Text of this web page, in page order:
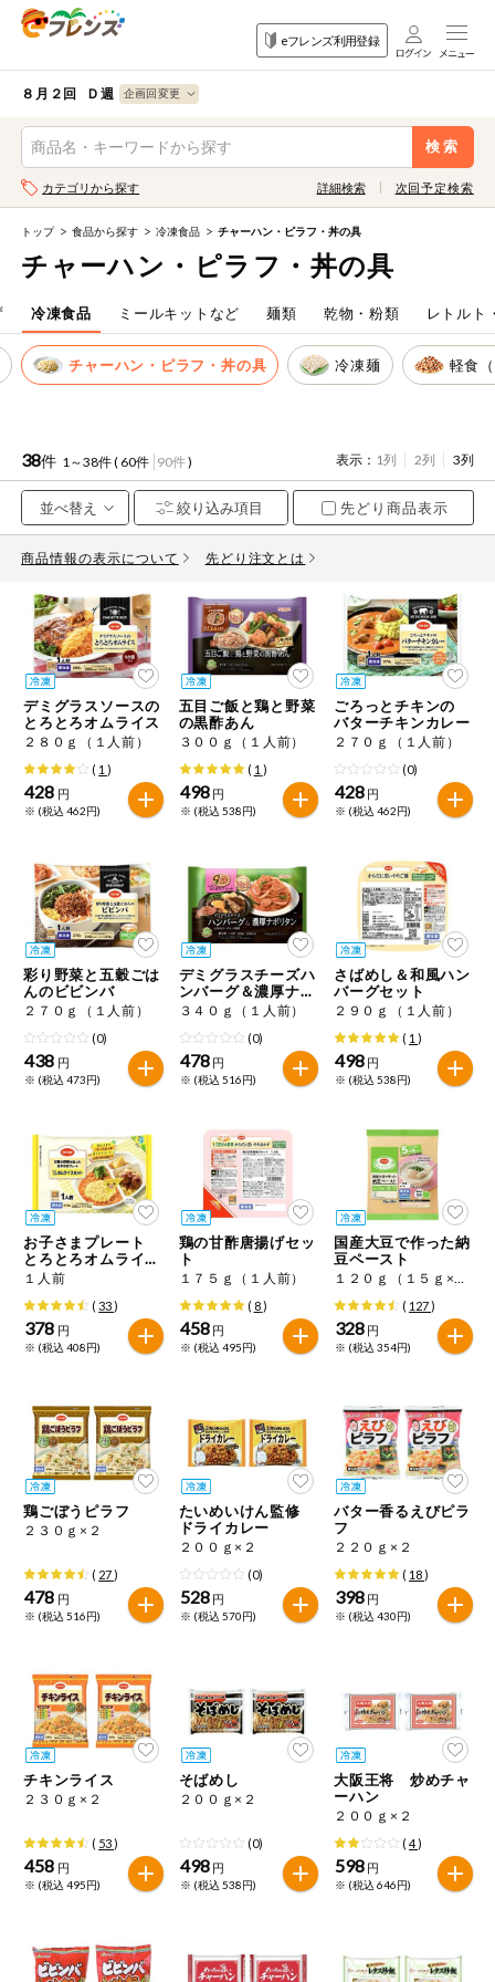
eフレンズ利用登録
ログイン
生協加入はこちら
登録から開始まで
注文番号注文
お気に入り注文
注文履歴注文
WEBカタログ
先着限定から探す
人気カテゴリ
食品から探す
家庭用品から探す
目的から探す
生協独自
自動注文システム登録
自動注文システム登録を確認する
自動注文システム登録を修正する
くらしの定番品（毎週企画）
専門ショップサイト
パルコープ・よどがわ生協の情報サイト
ご利用ガイド
アプリのダウンロード
PC版サイトを表示
テキスト注文サイトを表示
お問い合わせ
８月２回 Ｄ週
検索
食品
から探す
目的
から探す
果物
野菜
肉・ハム・ソ
ーセージ
魚介・加工品
米・雑穀など
パン・ジャム
豆腐・納豆・
こんにゃく
冷凍食品
ミールキット
など
麺類
レトルト・缶
詰・瓶詰
調味料・だ
し・油・ルー
おやつ
飲料
酒・ノンアル
コール
切り花・仏花
ティッシュ・
トイレットペ
ーパー
衛生・生理用
品
洗濯・バス・
トイレ用品
住居・生活用
品
コスメ＆ボデ
ィケア
衣料品
趣味・娯楽
先着限定企画
スマート・ワ
ン注文
果物すべて
カテゴリから探す 詳細検索
検索条件を指定してください。全項目に条件を指定しなくて
も検索できます。
キーワード
キーワードをすべて含む
メーカー名
カテゴリ
特価情報
アレルゲン情報
特定原材料と特定原材料に準ずるものが含まれていない商品
を検索できます。
小麦 卵
落花生 えび かに くるみ
特定原材料に準ずるもの
アーモンド あわび いか
カシューナッツ
キウイフルーツ 牛肉
さけ さば ゼラチン 大豆
鶏肉 バナナ
マカダミアナッツ やまいも
アレルゲン情報は、商品企画時の情報のため、ご使用前には
必ず商品パッケージの表示をご確認ください。
特定原材料に準ずるものは、お取引先から情報提供のあった
範囲でのお知らせです。
次回予定検索
トップ 食品から探す 冷凍食品 チャーハン・ピラフ・丼の具
チャーハン・ピラフ・丼の具
冷凍食品 ミールキットなど 麺類 乾物・粉類 レトルト
チャーハン・ピラフ・丼の具 冷凍麺 軽食
38件 1～38件 ( 60件 90件) 表示： 1列 2列 3列
先どり商品表示
商品情報の表示について 先どり注文とは
デミグラスソースの
とろとろオムライス
２８０ｇ（１人前）
( 1 )
428 円
※ (税込 462円)
五目ご飯と鶏と野菜
の黒酢あん
３００ｇ（１人前）
( 1 )
498 円
※ (税込 538円)
ごろっとチキンの
バターチキンカレー
２７０ｇ（１人前）
(0)
428 円
※ (税込 462円)
彩り野菜と五穀ごは
んのビビンバ
２７０ｇ（１人前）
(0)
438 円
※ (税込 473円)
デミグラスチーズハ
ンバーグ＆濃厚ナポ
リタン
３４０ｇ（１人前）
(0)
478 円
※ (税込 516円)
さばめし＆和風ハン
バーグセット
２９０ｇ（１人前）
( 1 )
498 円
※ (税込 538円)
お子さまプレート
とろとろオムライス
セット
１人前
(33)
378 円
※ (税込 408円)
鶏の甘酢唐揚げセッ
ト
１７５ｇ（１人前）
( 8)
458 円
※ (税込 495円)
国産大豆で作った納
豆ペースト
１２０ｇ（１５ｇ×８袋）
( 127)
328 円
※ (税込 354円)
鶏ごぼうピラフ
２３０ｇ×２
( 27)
478 円
※ (税込 516円)
たいめいけん監修
ドライカレー
２００ｇ×２
(0)
528 円
※ (税込 570円)
バター香るえびピラ
フ
２２０ｇ×２
( 18)
398 円
※ (税込 430円)
チキンライス
２３０ｇ×２
( 53)
458 円
※ (税込 495円)
そばめし
２００ｇ×２
(0)
498 円
※ (税込 538円)
大阪王将 炒めチャ
ーハン
２００ｇ×２
( 4)
598 円
※ (税込 646円)